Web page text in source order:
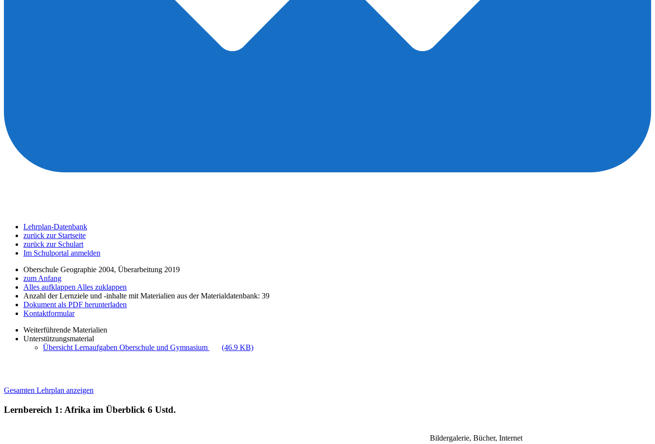
Lehrplan-Datenbank
zurück zur Startseite
zurück zur Schulart
Im Schulportal anmelden
Oberschule Geographie 2004, Überarbeitung 2019
zum Anfang
Alles aufklappen Alles zuklappen
Anzahl der Lernziele und -inhalte mit Materialien aus der Materialdatenbank: 39
Dokument als PDF herunterladen
Kontaktformular
Weiterführende Materialien
Unterstützungsmaterial
Übersicht Lernaufgaben Oberschule und Gymnasium
(46.9 KB)
Gesamten Lehrplan anzeigen
Lernbereich 1: Afrika im Überblick 6 Ustd.
Bildergalerie, Bücher, Internet